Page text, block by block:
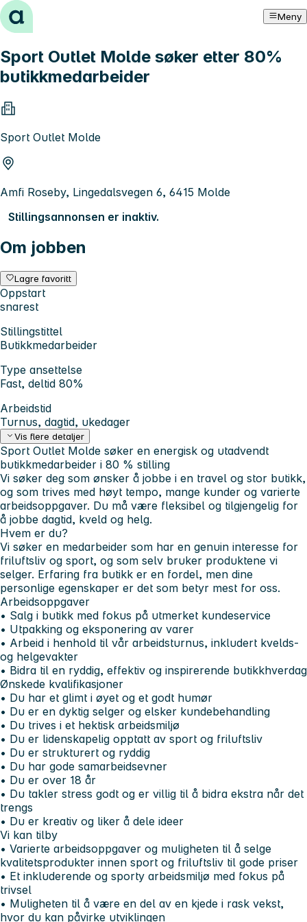
Hopp til innhold Meny
Sport Outlet Molde søker etter 80%
butikkmedarbeider
Sport Outlet Molde
Amfi Roseby, Lingedalsvegen 6, 6415 Molde
Stillingsannonsen er inaktiv.
Om jobben
Lagre favoritt
Oppstart
snarest
Stillingstittel
Butikkmedarbeider
Type ansettelse
Fast, deltid 80%
Arbeidstid
Turnus, dagtid, ukedager
Vis flere detaljer
Sport Outlet Molde søker en energisk og utadvendt
butikkmedarbeider i 80 % stilling
Vi søker deg som ønsker å jobbe i en travel og stor butikk,
og som trives med høyt tempo, mange kunder og varierte
arbeidsoppgaver. Du må være fleksibel og tilgjengelig for
å jobbe dagtid, kveld og helg.
Hvem er du?
Vi søker en medarbeider som har en genuin interesse for
friluftsliv og sport, og som selv bruker produktene vi
selger. Erfaring fra butikk er en fordel, men dine
personlige egenskaper er det som betyr mest for oss.
Arbeidsoppgaver
• Salg i butikk med fokus på utmerket kundeservice
• Utpakking og eksponering av varer
• Arbeid i henhold til vår arbeidsturnus, inkludert kvelds-
og helgevakter
• Bidra til en ryddig, effektiv og inspirerende butikkhverdag
Ønskede kvalifikasjoner
• Du har et glimt i øyet og et godt humør
• Du er en dyktig selger og elsker kundebehandling
• Du trives i et hektisk arbeidsmiljø
• Du er lidenskapelig opptatt av sport og friluftsliv
• Du er strukturert og ryddig
• Du har gode samarbeidsevner
• Du er over 18 år
• Du takler stress godt og er villig til å bidra ekstra når det
trengs
• Du er kreativ og liker å dele ideer
Vi kan tilby
• Varierte arbeidsoppgaver og muligheten til å selge
kvalitetsprodukter innen sport og friluftsliv til gode priser
• Et inkluderende og sporty arbeidsmiljø med fokus på
trivsel
• Muligheten til å være en del av en kjede i rask vekst,
hvor du kan påvirke utviklingen